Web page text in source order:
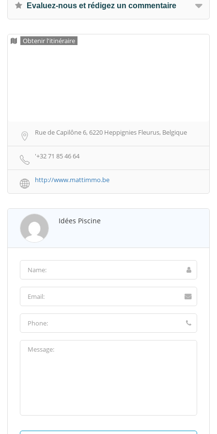
Evaluez-nous et rédigez un commentaire
Obtenir l'itinéraire
Rue de Capilône 6, 6220 Heppignies Fleurus, Belgique
'+32 71 85 46 64
http://www.mattimmo.be
Idées Piscine